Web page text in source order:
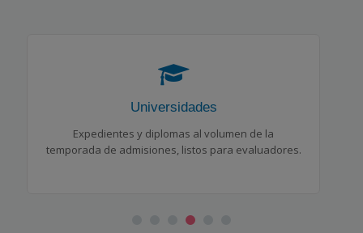
Fabricantes
Manuales, hojas de seguridad y especificaciones
con terminología técnica consistente.